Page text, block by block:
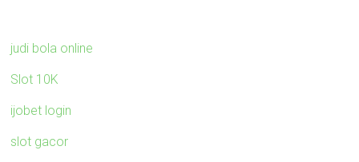
judi bola online
Slot 10K
ijobet login
slot gacor